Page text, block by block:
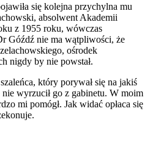
się kolejna przychylna mu
absolwent Akademii
z 1955 roku, wówczas
Góźdź nie ma wątpliwości, że
ośrodek
nigdy by nie powstał.
który porywał się na jakiś
nie wyrzucił go z gabinetu. W moim
mi pomógł. Jak widać opłaca się